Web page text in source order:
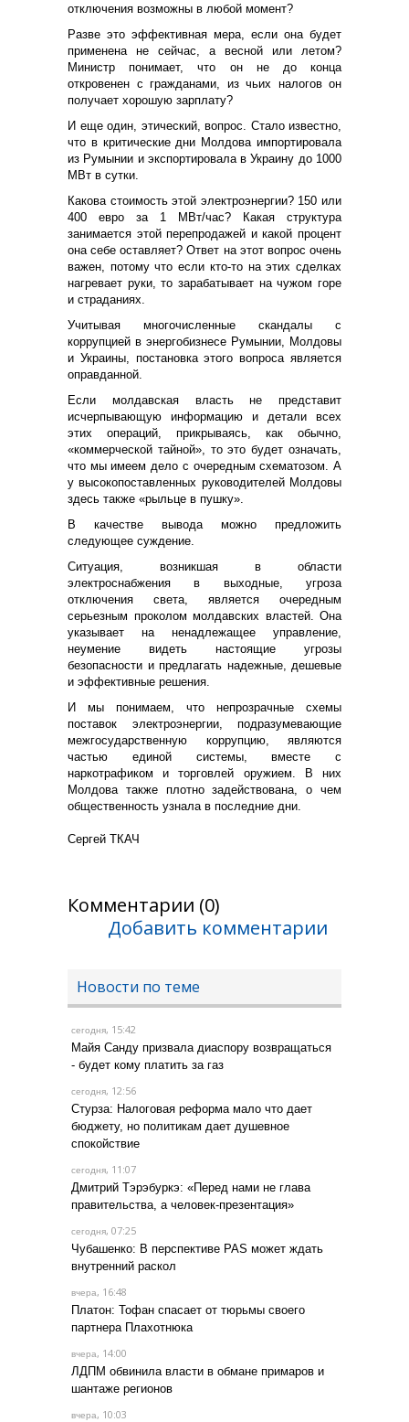
отключения возможны в любой момент?
Разве это эффективная мера, если она будет
применена не сейчас, а весной или летом?
Министр понимает, что он не до конца
откровенен с гражданами, из чьих налогов он
получает хорошую зарплату?
И еще один, этический, вопрос. Стало известно,
что в критические дни Молдова импортировала
из Румынии и экспортировала в Украину до 1000
МВт в сутки.
Какова стоимость этой электроэнергии? 150 или
400 евро за 1 МВт/час? Какая структура
занимается этой перепродажей и какой процент
она себе оставляет? Ответ на этот вопрос очень
важен, потому что если кто-то на этих сделках
нагревает руки, то зарабатывает на чужом горе
и страданиях.
Учитывая многочисленные скандалы с
коррупцией в энергобизнесе Румынии, Молдовы
и Украины, постановка этого вопроса является
оправданной.
Если молдавская власть не представит
исчерпывающую информацию и детали всех
этих операций, прикрываясь, как обычно,
«коммерческой тайной», то это будет означать,
что мы имеем дело с очередным схематозом. А
у высокопоставленных руководителей Молдовы
здесь также «рыльце в пушку».
В качестве вывода можно предложить
следующее суждение.
Ситуация, возникшая в области
электроснабжения в выходные, угроза
отключения света, является очередным
серьезным проколом молдавских властей. Она
указывает на ненадлежащее управление,
неумение видеть настоящие угрозы
безопасности и предлагать надежные, дешевые
и эффективные решения.
И мы понимаем, что непрозрачные схемы
поставок электроэнергии, подразумевающие
межгосударственную коррупцию, являются
частью единой системы, вместе с
наркотрафиком и торговлей оружием. В них
Молдова также плотно задействована, о чем
общественность узнала в последние дни.
Сергей ТКАЧ
Комментарии (0)
Добавить комментарии
Новости по теме
сегодня, 15:42
Майя Санду призвала диаспору возвращаться
- будет кому платить за газ
сегодня, 12:56
Стурза: Налоговая реформа мало что дает
бюджету, но политикам дает душевное
спокойствие
сегодня, 11:07
Дмитрий Тэрэбуркэ: «Перед нами не глава
правительства, а человек-презентация»
сегодня, 07:25
Чубашенко: В перспективе PAS может ждать
внутренний раскол
вчера, 16:48
Платон: Тофан спасает от тюрьмы своего
партнера Плахотнюка
вчера, 14:00
ЛДПМ обвинила власти в обмане примаров и
шантаже регионов
вчера, 10:03